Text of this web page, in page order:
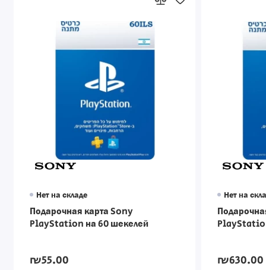
Нет на складе
Подарочная карта Sony
PlayStation на 60 шекелей
₪55.00
Нет на
₪630.00